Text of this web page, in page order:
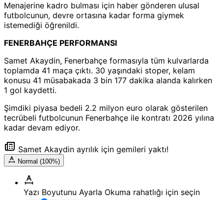
Menajerine kadro bulması için haber gönderen ulusal
futbolcunun, devre ortasına kadar forma giymek
istemediği öğrenildi.
FENERBAHÇE PERFORMANSI
Samet Akaydin, Fenerbahçe formasıyla tüm kulvarlarda
toplamda 41 maça çıktı. 30 yaşındaki stoper, kelam
konusu 41 müsabakada 3 bin 177 dakika alanda kalırken
1 gol kaydetti.
Şimdiki piyasa bedeli 2.2 milyon euro olarak gösterilen
tecrübeli futbolcunun Fenerbahçe ile kontratı 2026 yılına
kadar devam ediyor.
Samet Akaydin ayrılık için gemileri yaktı!
Normal (100%)
Yazı Boyutunu Ayarla Okuma rahatlığı için seçin